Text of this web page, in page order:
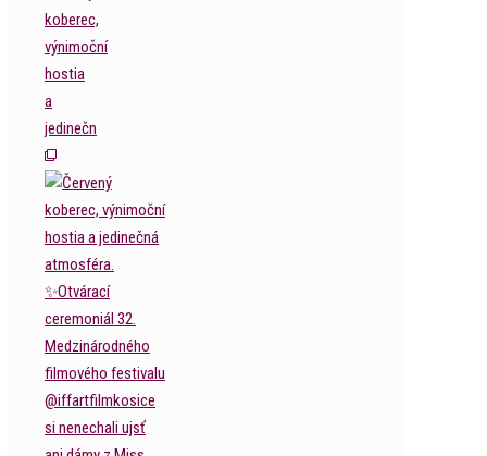
koberec,
výnimoční
hostia
a
jedinečn